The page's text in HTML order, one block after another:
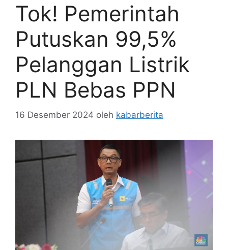
Tok! Pemerintah
Putuskan 99,5%
Pelanggan Listrik
PLN Bebas PPN
16 Desember 2024 oleh kabarberita